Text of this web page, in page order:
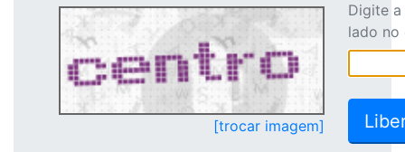
[trocar imagem]
Digite
lado no